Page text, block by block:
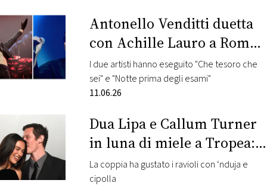
Antonello Venditti duetta
con Achille Lauro a Roma:
guarda il video
I due artisti hanno eseguito "Che tesoro che
sei" e "Notte prima degli esami"
11.06.26
Dua Lipa e Callum Turner
in luna di miele a Tropea:
le foto
La coppia ha gustato i ravioli con ‘nduja e
cipolla